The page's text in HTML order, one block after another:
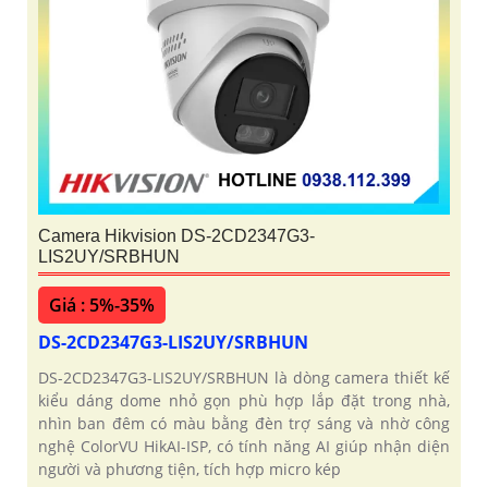
Camera Hikvision DS-2CD2347G3-
LIS2UY/SRBHUN
Giá : 5%-35%
DS-2CD2347G3-LIS2UY/SRBHUN
DS-2CD2347G3-LIS2UY/SRBHUN là dòng camera thiết kế
kiểu dáng dome nhỏ gọn phù hợp lắp đặt trong nhà,
nhìn ban đêm có màu bằng đèn trợ sáng và nhờ công
nghệ ColorVU HikAI-ISP, có tính năng AI giúp nhận diện
người và phương tiện, tích hợp micro kép